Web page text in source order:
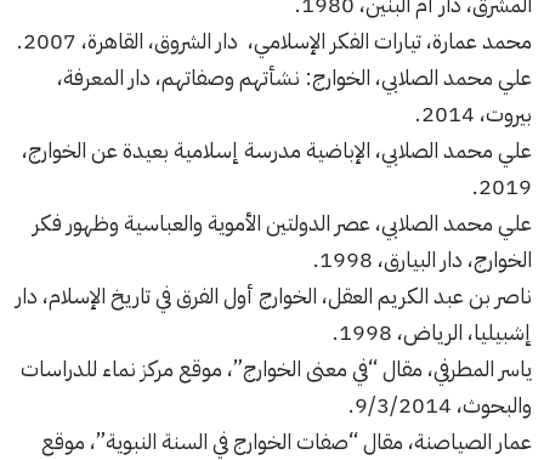
محمد عمارة، تيارات الفكر الإسلامي، دار الشروق، القاهرة، 2007.
علي محمد الصلابي، الخوارج: نشأتهم وصفاتهم، دار المعرفة،
بيروت، 2014.
علي محمد الصلابي، الإباضية مدرسة إسلامية بعيدة عن الخوارج،
2019.
علي محمد الصلابي، عصر الدولتين الأموية والعباسية وظهور فكر
الخوارج، دار البيارق، 1998.
ناصر بن عبد الكريم العقل، الخوارج أول الفرق في تاريخ الإسلام، دار
إشبيليا، الرياض، 1998.
ياسر المطرفي، مقال “في معنى الخوارج”، موقع مركز نماء للدراسات
والبحوث، 9/3/2014.
عمار الصياصنة، مقال “صفات الخوارج في السنة النبوية”، موقع